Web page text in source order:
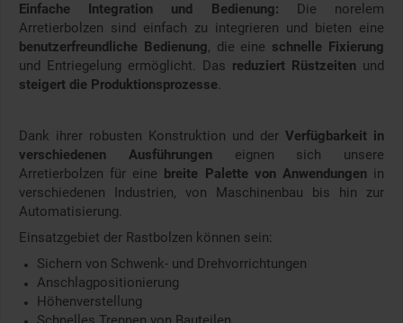
Einfache Integration und Bedienung: Die norelem
Arretierbolzen sind einfach zu integrieren und bieten eine
benutzerfreundliche Bedienung, die eine schnelle Fixierung
und Entriegelung ermöglicht. Das reduziert Rüstzeiten und
steigert die Produktionsprozesse.
Dank ihrer robusten Konstruktion und der Verfügbarkeit in
verschiedenen Ausführungeneignen sich unsere
Arretierbolzen für eine breite Palette von Anwendungenin
verschiedenen Industrien, von Maschinenbau bis hin zur
Automatisierung.
Einsatzgebiet der Rastbolzen können sein:
Sichern von Schwenk- und Drehvorrichtungen
Anschlagpositionierung
Höhenverstellung